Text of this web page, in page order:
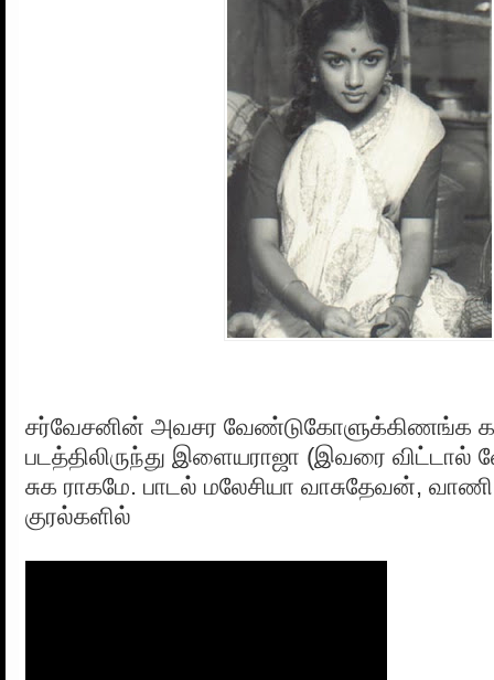
சர்வேசனின் அவசர வேண்டுகோளுக்கிணங்க
படத்திலிருந்து இளையராஜா (இவரை விட்டால்
சுக ராகமே. பாடல் மலேசியா வாசுதேவன்,
குரல்களில்